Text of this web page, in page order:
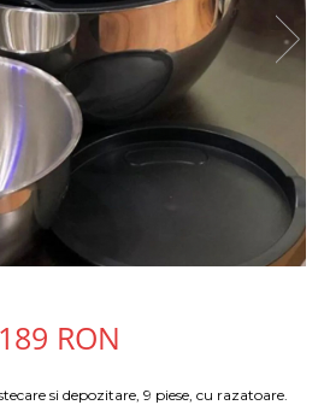
189 RON
si depozitare, 9 piese, cu razatoare.